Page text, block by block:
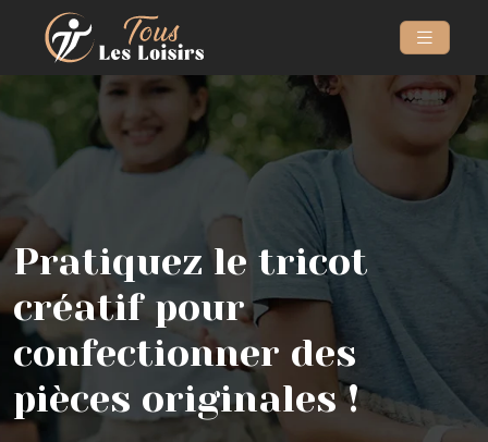
Pratiquez le tricot
créatif pour
confectionner des
pièces originales !